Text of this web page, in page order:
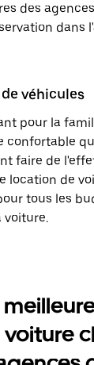
des
dans
véhicules
pour la
confortable
faire de
location de
tous les
voiture.